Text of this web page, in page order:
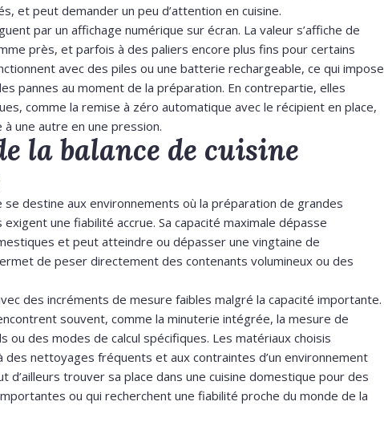
et peut demander un peu d’attention en cuisine.
par un affichage numérique sur écran. La valeur s’affiche de
près, et parfois à des paliers encore plus fins pour certains
avec des piles ou une batterie rechargeable, ce qui impose
pannes au moment de la préparation. En contrepartie, elles
comme la remise à zéro automatique avec le récipient en place,
une autre en une pression.
la balance de cuisine
se destine aux environnements où la préparation de grandes
une fiabilité accrue. Sa capacité maximale dépasse
et peut atteindre ou dépasser une vingtaine de
de peser directement des contenants volumineux ou des
des incréments de mesure faibles malgré la capacité importante.
souvent, comme la minuterie intégrée, la mesure de
des modes de calcul spécifiques. Les matériaux choisis
nettoyages fréquents et aux contraintes d’un environnement
d’ailleurs trouver sa place dans une cuisine domestique pour des
ou qui recherchent une fiabilité proche du monde de la